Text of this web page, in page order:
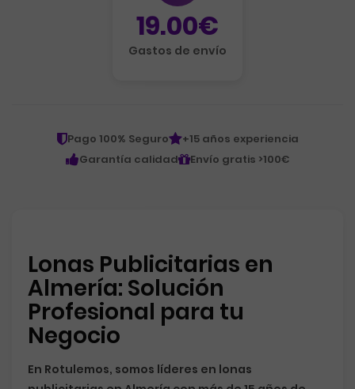
19.00€
Gastos de envío
Pago 100% Seguro
+15 años experiencia
Garantía calidad
Envío gratis >100€
Lonas Publicitarias en
Almería: Solución
Profesional para tu
Negocio
En Rotulemos, somos líderes en lonas